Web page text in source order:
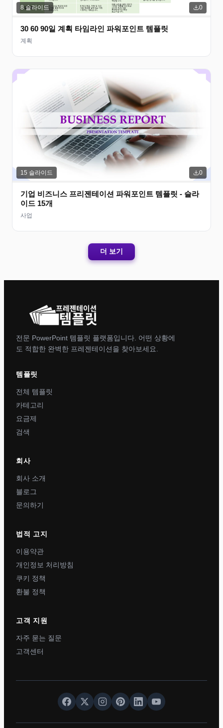
8 슬라이드 0
30 60 90일 계획 타임라인 파워포인트 템플릿
계획
15 슬라이드 0
기업 비즈니스 프리젠테이션 파워포인트 템플릿 - 슬라
이드 15개
사업
더 보기
전문 PowerPoint 템플릿 플랫폼입니다. 어떤 상황에
도 적합한 완벽한 프레젠테이션을 찾아보세요.
템플릿
전체 템플릿
카테고리
요금제
검색
회사
회사 소개
블로그
문의하기
법적 고지
이용약관
개인정보 처리방침
쿠키 정책
환불 정책
고객 지원
자주 묻는 질문
고객센터